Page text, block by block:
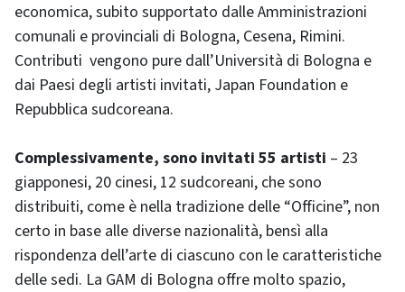
economica, subito supportato dalle Amministrazioni
comunali e provinciali di Bologna, Cesena, Rimini.
Contributi vengono pure dall’Università di Bologna e
dai Paesi degli artisti invitati, Japan Foundation e
Repubblica sudcoreana.
Complessivamente, sono invitati 55 artisti – 23
giapponesi, 20 cinesi, 12 sudcoreani, che sono
distribuiti, come è nella tradizione delle “Officine”, non
certo in base alle diverse nazionalità, bensì alla
rispondenza dell’arte di ciascuno con le caratteristiche
delle sedi. La GAM di Bologna offre molto spazio,